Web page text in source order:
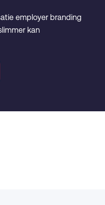
employer branding
kan